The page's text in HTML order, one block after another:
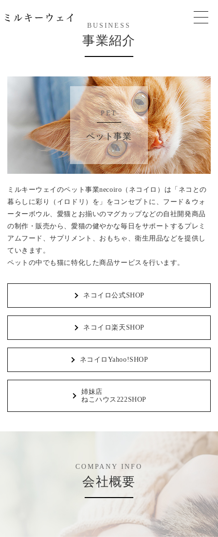
BUSINESS
事業紹介
PET
ペット事業
ミルキーウェイのペット事業necoiro（ネコイロ）は「ネコとの
暮らしに彩り（イロドリ）を」をコンセプトに、フード＆ウォ
ーターボウル、愛猫とお揃いのマグカップなどの自社開発商品
の制作・販売から、愛猫の健やかな毎日をサポートするプレミ
アムフード、サプリメント、おもちゃ、衛生用品などを提供し
ていきます。
ペットの中でも猫に特化した商品サービスを行います。
ネコイロ公式SHOP
ネコイロ楽天SHOP
ネコイロYahoo!SHOP
姉妹店
ねこハウス222SHOP
COMPANY INFO
会社概要